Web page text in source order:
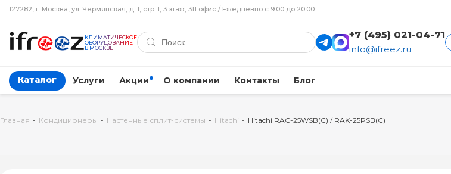
127282, г. Москва, ул. Чермянская, д. 1, стр. 1, 3 этаж, 311 офис / Ежедневно с 9:00 до 20:00
КЛИМАТИЧЕСКОЕ
ОБОРУДОВАНИЕ
В МОСКВЕ
+7 (495) 021-04-71
info@ifreez.ru
Каталог Услуги Акции О компании Контакты Блог
Главная - Кондиционеры - Настенные сплит-системы - Hitachi - Hitachi RAC-25WSB(C) / RAK-25PSB(C)